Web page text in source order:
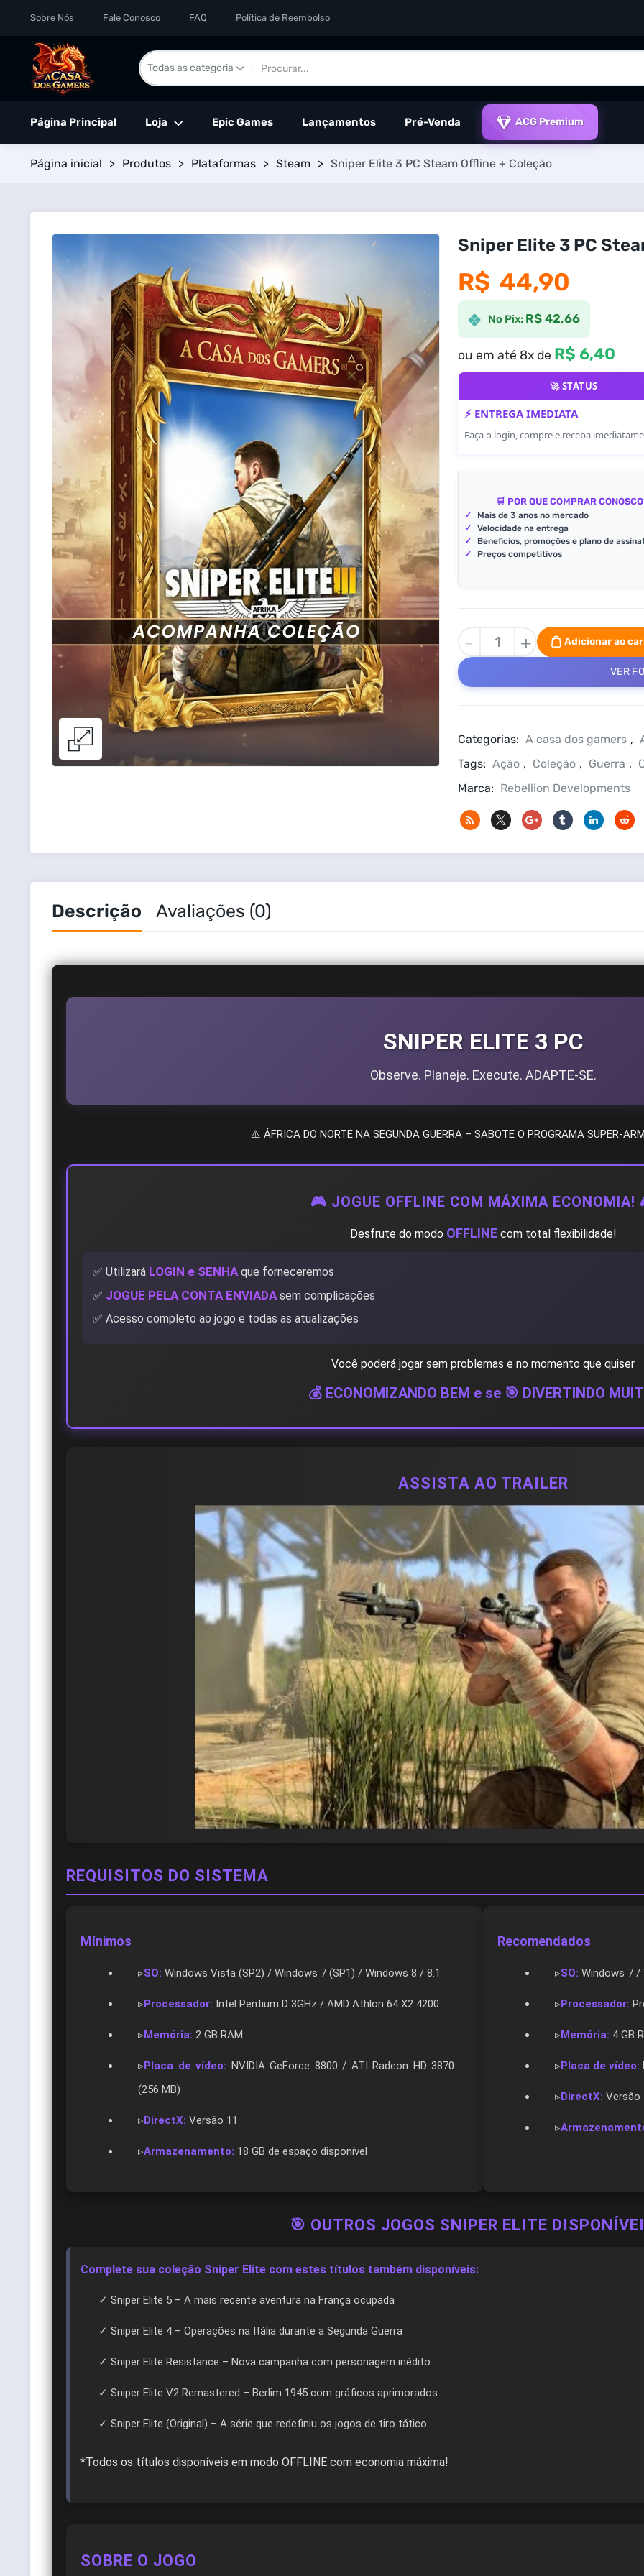
Sobre Nós Fale Conosco FAQ Política de Reembolso
Página Principal Loja Epic Games Lançamentos Pré-Venda ACG Premium
Página inicial > Produtos > Plataformas > Steam > Sniper Elite 3 PC Steam Offline + Coleção
Sniper Elite 3 PC
R$ 44,90
No Pix: R$ 42,66
ou em até 8x de R$ 6,40
🚀 STATUS
⚡ ENTREGA IMEDIATA
Faça o login, compre e receba
🛒 POR QUE COMPRAR
✓
Mais de 3 anos no mercado
✓
Velocidade na entrega
✓
Beneficios, promoções e plano de
✓
Preços competitivos
-
Sniper
Elite
PC
+
quantidade
+ Adicionar ao
VER
Categorias: A casa dos gamers ,
Tags: Ação , Coleção , Guerra ,
Marca: Rebellion Developments
Descrição Avaliações (0)
SNIPER ELITE 3 PC
Observe. Planeje. Execute. ADAPTE-SE.
⚠️ ÁFRICA DO NORTE NA SEGUNDA GUERRA – SABOTE O PROGRAMA SUPER-
🎮 JOGUE OFFLINE COM MÁXIMA ECONOMIA!
Desfrute do modo OFFLINEcom total flexibilidade!
✅ Utilizará LOGIN e SENHAque forneceremos
✅ JOGUE PELA CONTA ENVIADAsem complicações
✅ Acesso completo ao jogo e todas as atualizações
Você poderá jogar sem problemas e no momento que quiser
💰 ECONOMIZANDO BEM e se 🎯 DIVERTINDO
ASSISTA AO TRAILER
REQUISITOS DO SISTEMA
Mínimos
▹SO: Windows Vista (SP2) / Windows 7 (SP1) / Windows 8 / 8.1
▹Processador: Intel Pentium D 3GHz / AMD Athlon 64 X2 4200
▹Memória: 2 GB RAM
▹Placa de vídeo: NVIDIA GeForce 8800 / ATI Radeon HD 3870
(256 MB)
▹DirectX: Versão 11
▹Armazenamento: 18 GB de espaço disponível
Recomendados
▹SO: Windows 7 /
▹Processador:
▹Memória: 4 GB
▹Placa de vídeo:
▹DirectX: Versão
▹
🎯 OUTROS JOGOS SNIPER ELITE
Complete sua coleção Sniper Elite com estes títulos também disponíveis:
✓ Sniper Elite 5 – A mais recente aventura na França ocupada
✓ Sniper Elite 4 – Operações na Itália durante a Segunda Guerra
✓ Sniper Elite Resistance – Nova campanha com personagem inédito
✓ Sniper Elite V2 Remastered – Berlim 1945 com gráficos aprimorados
✓ Sniper Elite (Original) – A série que redefiniu os jogos de tiro tático
*Todos os títulos disponíveis em modo OFFLINE com economia máxima!
SOBRE O JOGO